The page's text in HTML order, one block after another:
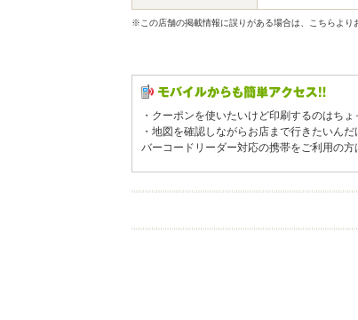
※この店舗の掲載情報に誤りがある場合は、こちらより
・クーポンを使いたいけど印刷するのはち
・地図を確認しながらお店まで行きたいん
バーコードリーダー対応の携帯をご利用の